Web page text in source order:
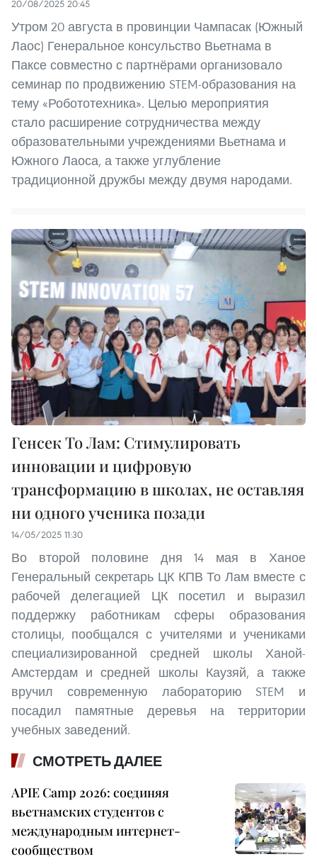
20/08/2025 20:45
Утром 20 августа в провинции Чампасак (Южный
Лаос) Генеральное консульство Вьетнама в
Паксе совместно с партнёрами организовало
семинар по продвижению STEM-образования на
тему «Робототехника». Целью мероприятия
стало расширение сотрудничества между
образовательными учреждениями Вьетнама и
Южного Лаоса, а также углубление
традиционной дружбы между двумя народами.
Генсек То Лам: Стимулировать
инновации и цифровую
трансформацию в школах, не оставляя
ни одного ученика позади
14/05/2025 11:30
Во второй половине дня 14 мая в Ханое
Генеральный секретарь ЦК КПВ То Лам вместе с
рабочей делегацией ЦК посетил и выразил
поддержку работникам сферы образования
столицы, пообщался с учителями и учениками
специализированной средней школы Ханой-
Амстердам и средней школы Каузяй, а также
вручил современную лабораторию STEM и
посадил памятные деревья на территории
учебных заведений.
СМОТРЕТЬ ДАЛЕЕ
APIE Camp 2026: соединяя
вьетнамских студентов с
международным интернет-
сообществом